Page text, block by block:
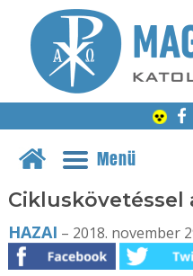
Menü
HAZAI – 2018. november